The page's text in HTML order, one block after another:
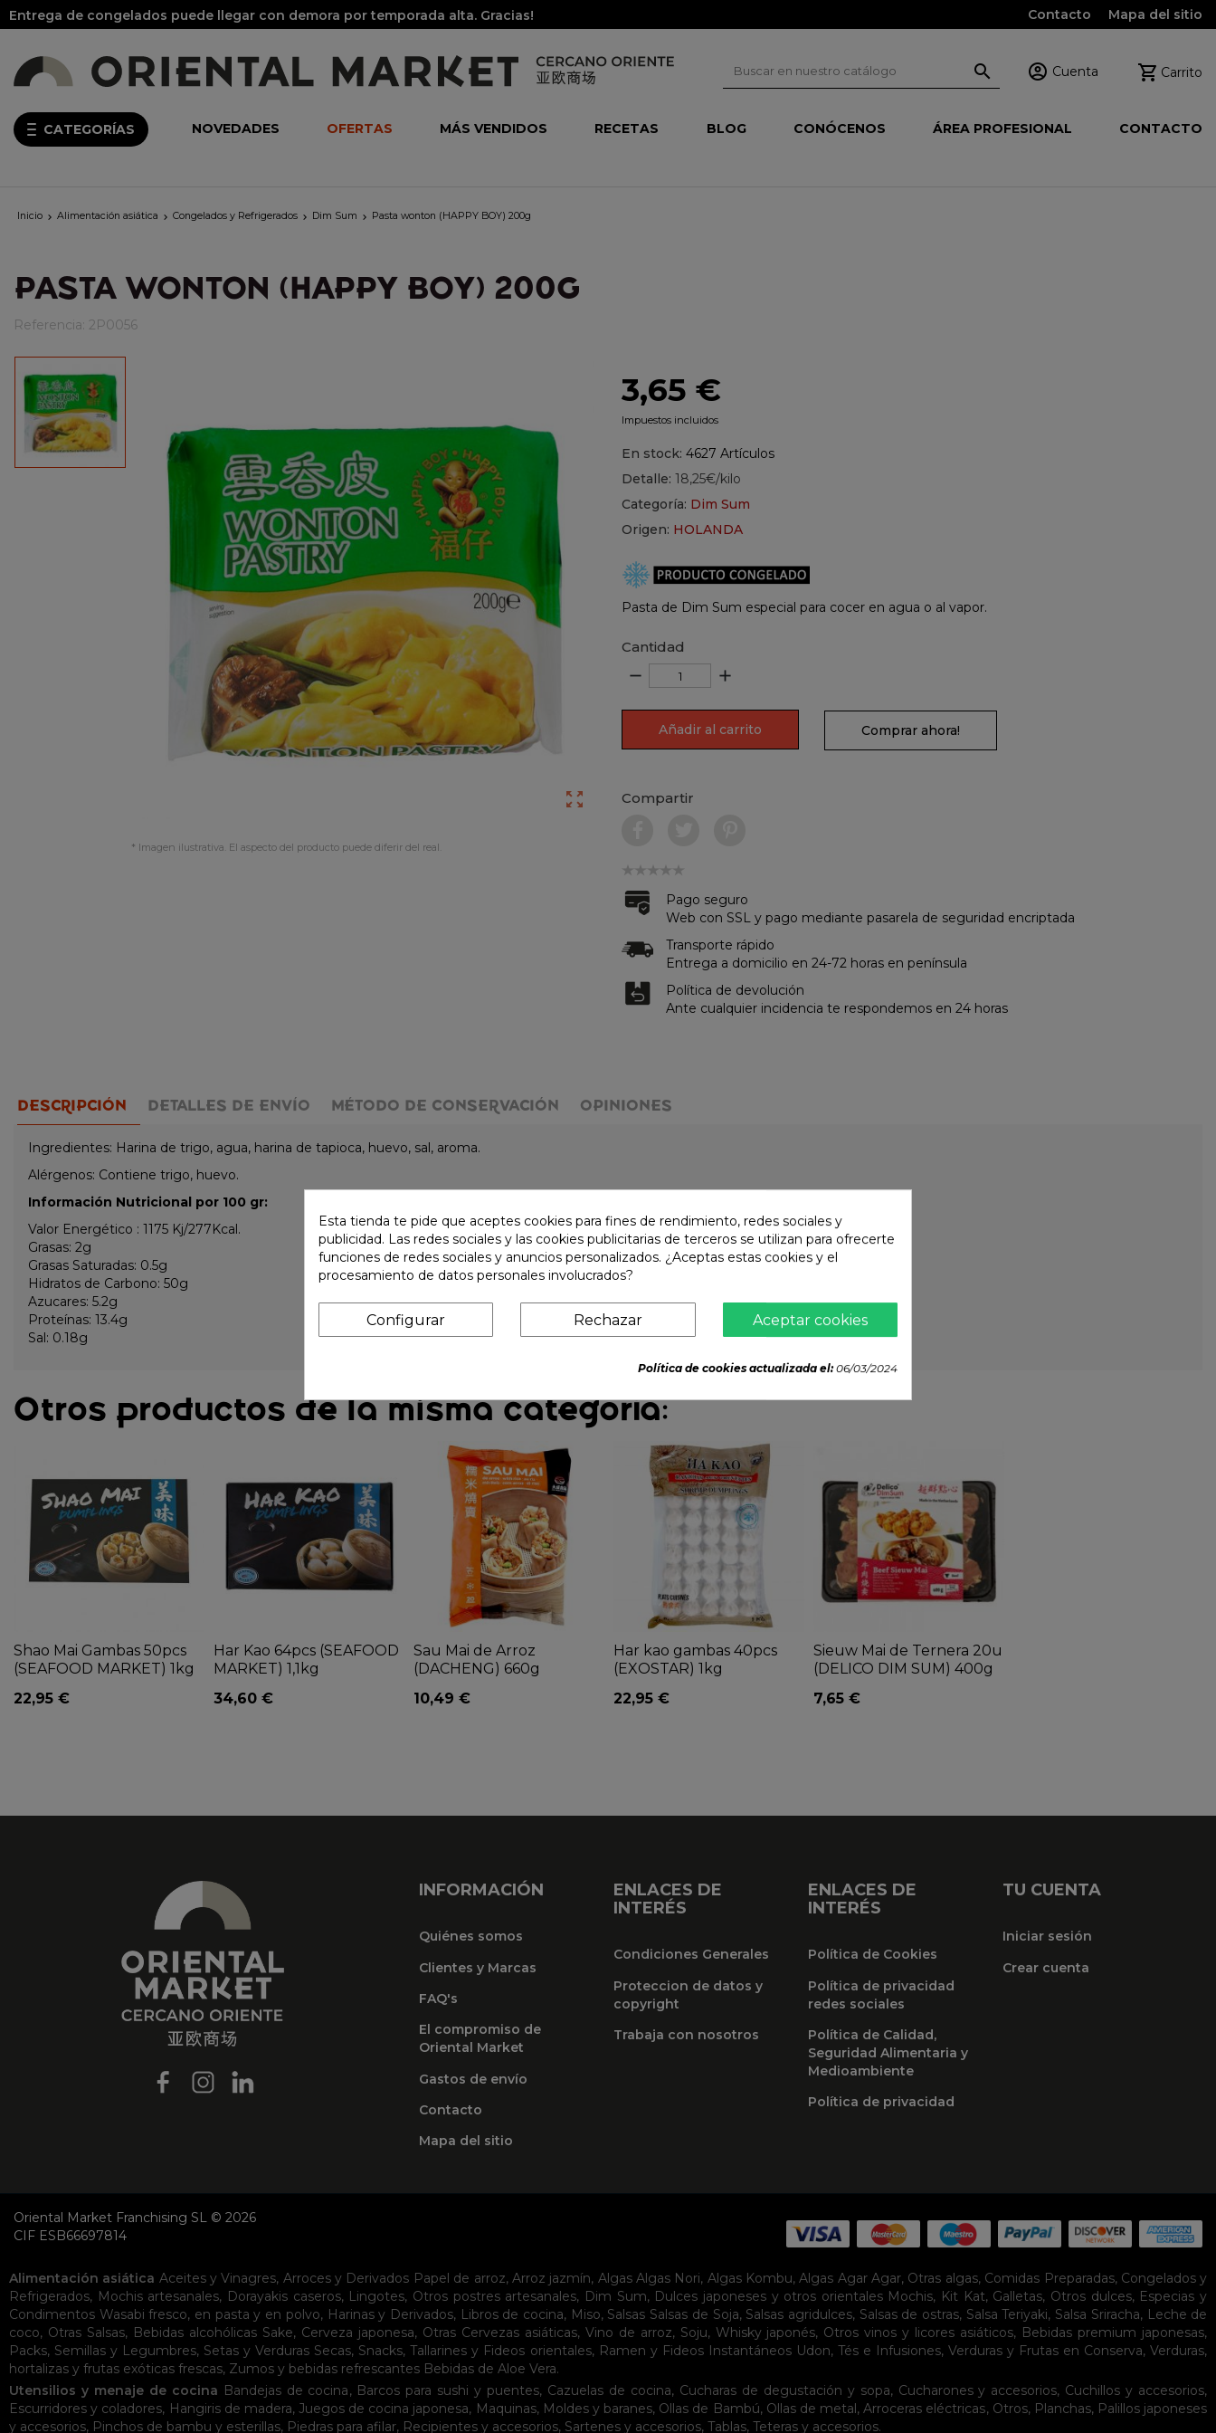
Entrega de congelados puede llegar con demora por temporada alta. Gracias! Contacto Mapa del sitio
  Cuenta  Carrito
CATEGORÍAS NOVEDADES OFERTAS MÁS VENDIDOS RECETAS BLOG CONÓCENOS ÁREA PROFESIONAL CONTACTO
Inicio  Alimentación asiática  Congelados y Refrigerados  Dim Sum  Pasta wonton (HAPPY BOY) 200g
PASTA WONTON (HAPPY BOY) 200G
Referencia: 2P0056

* Imagen ilustrativa. El aspecto del producto puede diferir del real.
3,65 €
Impuestos incluidos
En stock: 4627 Artículos
Detalle: 18,25€/kilo
Categoría: Dim Sum
Origen: HOLANDA
Pasta de Dim Sum especial para cocer en agua o al vapor.
Cantidad
remove add
Añadir al carrito Comprar ahora!
Compartir
Pago seguro
Web con SSL y pago mediante pasarela de seguridad encriptada
Transporte rápido
Entrega a domicilio en 24-72 horas en península
Política de devolución
Ante cualquier incidencia te respondemos en 24 horas
DESCRIPCIÓN DETALLES DE ENVÍO MÉTODO DE CONSERVACIÓN OPINIONES
Ingredientes: Harina de trigo, agua, harina de tapioca, huevo, sal, aroma.
Alérgenos: Contiene trigo, huevo.
Información Nutricional por 100 gr:
Valor Energético : 1175 Kj/277Kcal.
Grasas: 2g
Grasas Saturadas: 0.5g
Hidratos de Carbono: 50g
Azucares: 5.2g
Proteínas: 13.4g
Sal: 0.18g
Otros productos de la misma categoría:
Shao Mai Gambas 50pcs
(SEAFOOD MARKET) 1kg
22,95 €
Har Kao 64pcs (SEAFOOD
MARKET) 1,1kg
34,60 €
Sau Mai de Arroz
(DACHENG) 660g
10,49 €
Har kao gambas 40pcs
(EXOSTAR) 1kg
22,95 €
Sieuw Mai de Ternera 20u
(DELICO DIM SUM) 400g
7,65 €
INFORMACIÓN
Quiénes somos
Clientes y Marcas
FAQ's
El compromiso de
Oriental Market
Gastos de envío
Contacto
Mapa del sitio
ENLACES DE
INTERÉS
Condiciones Generales
Proteccion de datos y
copyright
Trabaja con nosotros
ENLACES DE
INTERÉS
Política de Cookies
Política de privacidad
redes sociales
Política de Calidad,
Seguridad Alimentaria y
Medioambiente
Política de privacidad
TU CUENTA
Iniciar sesión
Crear cuenta
Oriental Market Franchising SL © 2026
CIF ESB66697814
Alimentación asiática Aceites y Vinagres, Arroces y Derivados Papel de arroz, Arroz jazmín, Algas Algas Nori, Algas Kombu,Algas Agar Agar, Otras algas, Comidas Preparadas, Congelados y
Refrigerados, Mochis artesanales, Dorayakis caseros, Lingotes, Otros postres artesanales, Dim Sum, Dulces japoneses y otros orientales Mochis, Kit Kat, Galletas, Otros dulces, Especias y
Condimentos Wasabi fresco, en pasta y en polvo, Harinas y Derivados, Libros de cocina, Miso, Salsas Salsas de Soja, Salsas agridulces, Salsas de ostras, Salsa Teriyaki, Salsa Sriracha, Leche de
coco, Otras Salsas, Bebidas alcohólicas Sake, Cerveza japonesa, Otras Cervezas asiáticas, Vino de arroz, Soju, Whisky japonés, Otros vinos y licores asiáticos, Bebidas premium japonesas,
Packs, Semillas y Legumbres, Setas y Verduras Secas, Snacks,Tallarines y Fideos orientales, Ramen y Fideos Instantáneos Udon, Tés e Infusiones, Verduras y Frutas en Conserva,Verduras,
hortalizas y frutas exóticas frescas, Zumos y bebidas refrescantes Bebidas de Aloe Vera.
Utensilios y menaje de cocina Bandejas de cocina, Barcos para sushi y puentes, Cazuelas de cocina, Cucharas de degustación y sopa, Cucharones y accesorios, Cuchillos y accesorios,
Escurridores y coladores, Hangiris de madera, Juegos de cocina japonesa, Maquinas, Moldes y baranes, Ollas de Bambú, Ollas de metal,Arroceras eléctricas, Otros, Planchas, Palillos japoneses
y accesorios, Pinchos de bambu y esterillas, Piedras para afilar, Recipientes y accesorios, Sartenes y accesorios, Tablas, Teteras y accesorios.
Esta tienda te pide que aceptes cookies para fines de rendimiento, redes sociales y
publicidad. Las redes sociales y las cookies publicitarias de terceros se utilizan para ofrecerte
funciones de redes sociales y anuncios personalizados. ¿Aceptas estas cookies y el
procesamiento de datos personales involucrados?
Aceptar cookies
Rechazar
Configurar
Política de cookies actualizada el:06/03/2024